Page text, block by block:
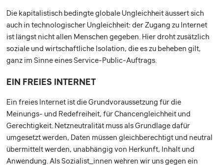
Die kapitalistisch bedingte globale Ungleichheit äussert sich
auch in technologischer Ungleichheit: der Zugang zu Internet
ist längst nicht allen Menschen gegeben. Hier droht zusätzlich
soziale und wirtschaftliche Isolation, die es zu beheben gilt,
ganz im Sinne eines Service-Public-Auftrags.
EIN FREIES INTERNET
Ein freies Internet ist die Grundvoraussetzung für die
Meinungs- und Redefreiheit, für Chancengleichheit und
Gerechtigkeit. Netzneutralität muss als Grundlage dafür
umgesetzt werden, Daten müssen gleichberechtigt und neutral
übermittelt werden, unabhängig von Herkunft, Inhalt und
Anwendung. Als Sozialist_innen wehren wir uns gegen ein